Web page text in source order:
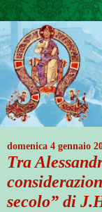
domenica 4 gennaio
Tra
secolo” di